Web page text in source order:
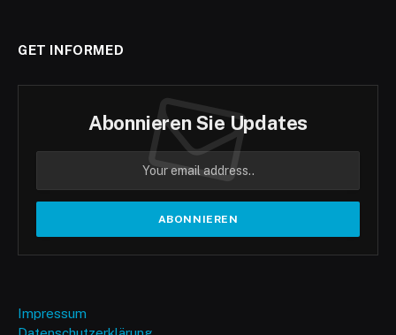
GET INFORMED
Abonnieren Sie Updates
Impressum